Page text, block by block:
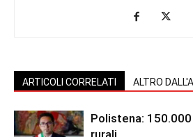
ARTICOLI CORRELATI ALTRO
Polistena:
rurali